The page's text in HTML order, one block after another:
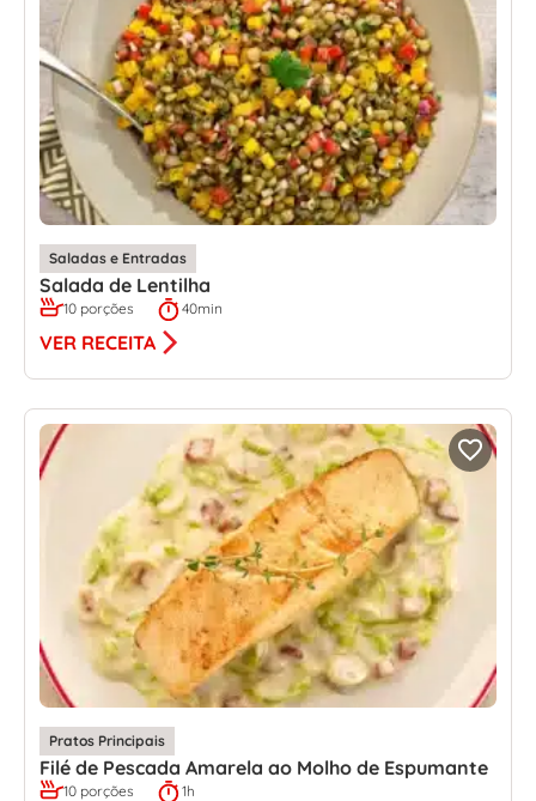
Saladas e Entradas
Salada de Lentilha
10 porções 40min
VER RECEITA
Pratos Principais
Filé de Pescada Amarela ao Molho de Espumante
10 porções 1h